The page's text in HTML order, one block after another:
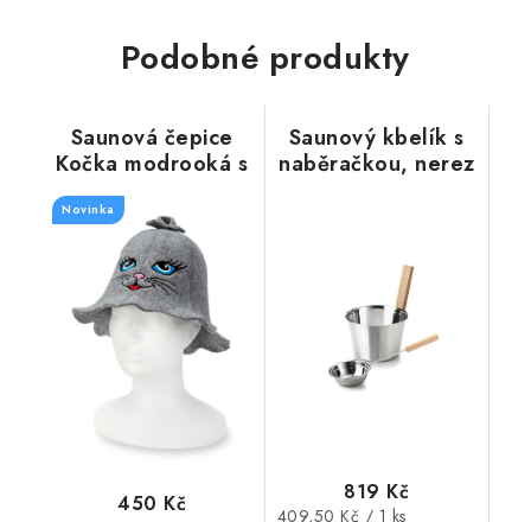
Podobné produkty
Saunová čepice
Kočka modrooká s
očkem na
pověšení, šedá
Novinka
450 Kč
Saunový kbelík s
naběračkou, nerez
819 Kč
Měrná
409,50 Kč / 1 ks